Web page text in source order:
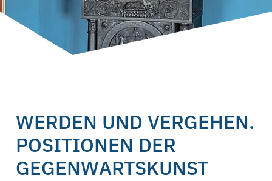
WERDEN UND VERGEHEN.
POSITIONEN DER
GEGENWARTSKUNST